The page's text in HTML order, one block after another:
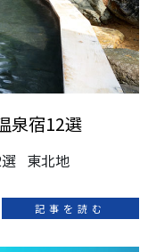
泉宿12選
選 東北地
記事を読む